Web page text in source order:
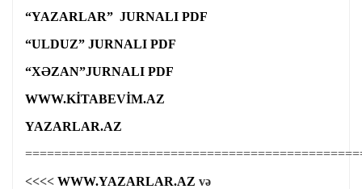
“YAZARLAR” JURNALI PDF
“ULDUZ” JURNALI PDF
“XƏZAN”JURNALI PDF
WWW.KİTABEVİM.AZ
YAZARLAR.AZ
<<<< WWW.YAZARLAR.AZ və